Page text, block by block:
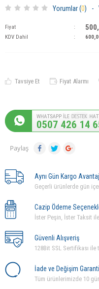
Yorumlar (0) -
Fiyat :
KDV Dahil :
Tavsiye Et Fiyat Alarmı
0507 426 14
Paylaş
Aynı Gün Kargo
Geçerli ürünlerde gün
Cazip Ödeme
İster Peşin, İster Taksit ile
Güvenli Alışveriş
128Bit SSL Sertifikası
İade ve Değişim
Tüm ürünlerimizde 10